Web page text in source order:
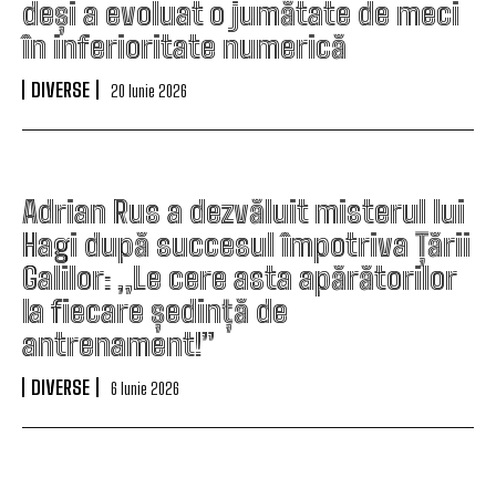
deși a evoluat o jumătate de meci
în inferioritate numerică
DIVERSE 20 Iunie 2026
Adrian Rus a dezvăluit misterul lui
Hagi după succesul împotriva Țării
Galilor: „Le cere asta apărătorilor
la fiecare ședință de
antrenament!”
DIVERSE 6 Iunie 2026